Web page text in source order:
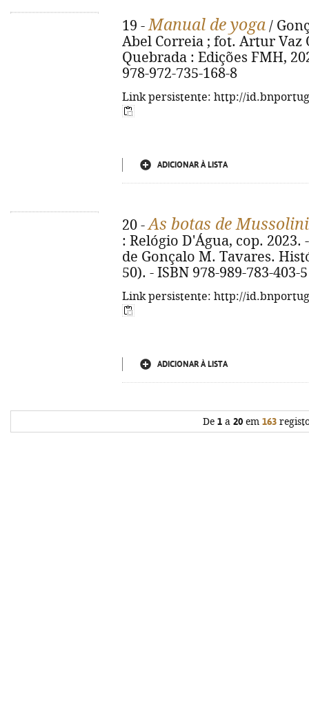
19 -Manual de yoga /
Abel Correia ; fot. Artur Vaz
Quebrada : Edições FMH,
978-972-735-168-8
Link persistente: http://
ADICIONAR À LISTA
20 -As botas de Mussolini
: Relógio D'Água, cop. 2023.
de Gonçalo M. Tavares.
50). - ISBN 978-989-783-403-5
Link persistente: http://
ADICIONAR À LISTA
De 1 a 20 em 163